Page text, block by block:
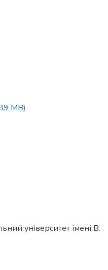
MB)
університет імені В.